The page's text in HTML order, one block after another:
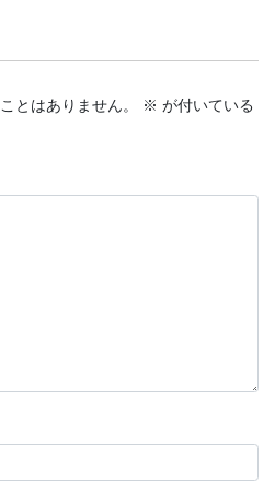
とはありません。 ※ が付いている